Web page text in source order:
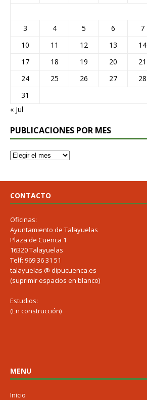
3
4 5 6 7
10
11 12 13 14
17
18 19 20 21
24
25 26 27 28
31
« Jul
PUBLICACIONES POR MES
CONTACTO
Oficinas:
Ayuntamiento de Talayuelas
Plaza de Cuenca 1
16320 Talayuelas
Telf: 969 36 31 51
talayuelas @ dipucuenca.es
(suprimir espacios en blanco)
Estudios:
(En construcción)
MENU
Inicio